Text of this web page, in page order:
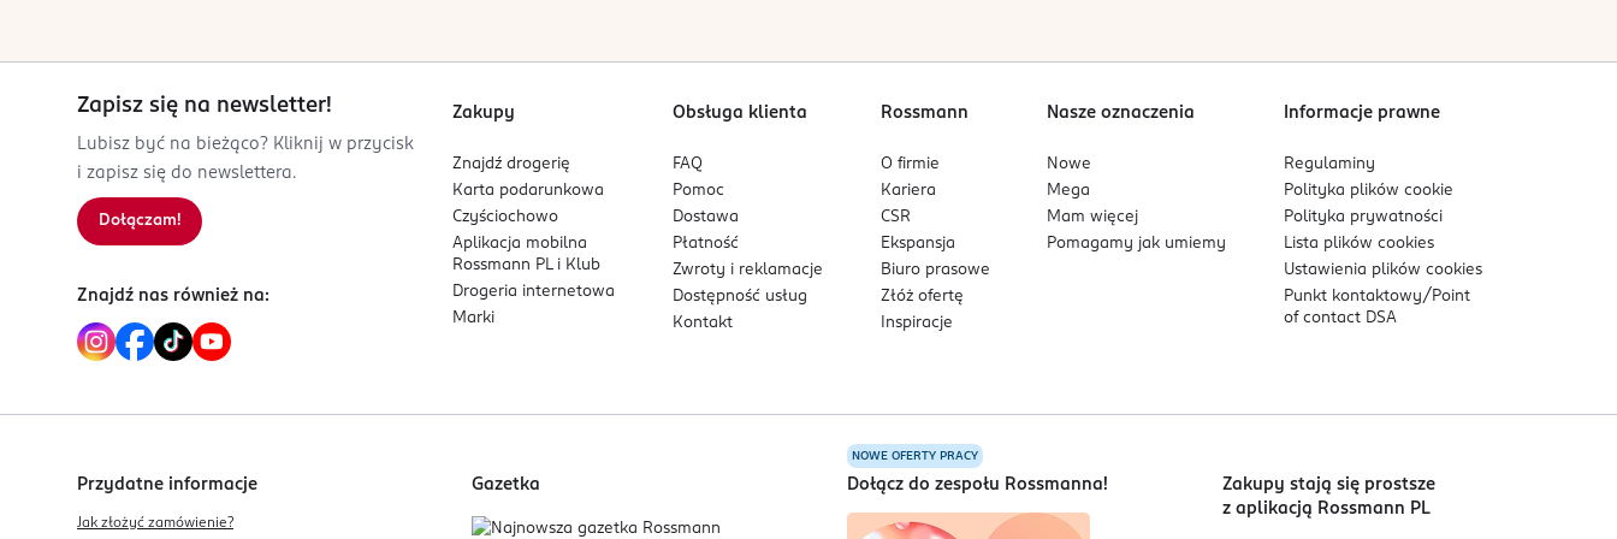
5 907609 325532
Sortowanie wgdata: od najnowszej
Zapisz się na newsletter!
Lubisz być na bieżąco? Kliknij w przycisk
i zapisz się do newslettera.
Dołączam!
Znajdź nas również na:
Zakupy
Znajdź drogerię
Karta podarunkowa
Czyściochowo
Aplikacja mobilna
Rossmann PL i Klub
Drogeria internetowa
Marki
Obsługa klienta
FAQ
Pomoc
Dostawa
Płatność
Zwroty i reklamacje
Dostępność usług
Kontakt
Rossmann
O firmie
Kariera
CSR
Ekspansja
Biuro prasowe
Złóż ofertę
Inspiracje
Nasze oznaczenia
Nowe
Mega
Mam więcej
Pomagamy jak umiemy
Informacje prawne
Regulaminy
Polityka plikówcookie
Polityka prywatności
Lista plikówcookies
Ustawienia plikówcookies
Punkt kontaktowy/ Point
of contact DSA
Przydatne informacje
Jak złożyć zamówienie?
Gazetka
NOWE OFERTY PRACY
Dołącz do zespołu Rossmanna!
Zakupy stają się prostsze
z aplikacją Rossmann PL